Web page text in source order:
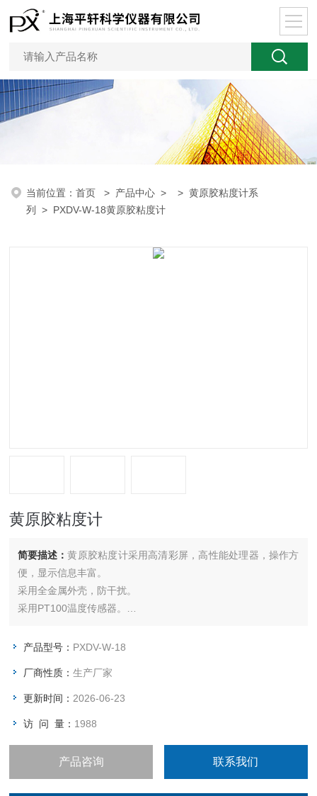
当前位置：首页 > 产品中心 > >黄原胶粘度计系
列
> PXDV-W-18黄原胶粘度计
黄原胶粘度计
简要描述：黄原胶粘度计采用高清彩屏，高性能处理器，操作方
便，显示信息丰富。
采用全金属外壳，防干扰。
采用PT100温度传感器。
产品型号： PXDV-W-18
厂商性质：生产厂家
更新时间： 2026-06-23
访 问 量： 1988
产品咨询 联系我们